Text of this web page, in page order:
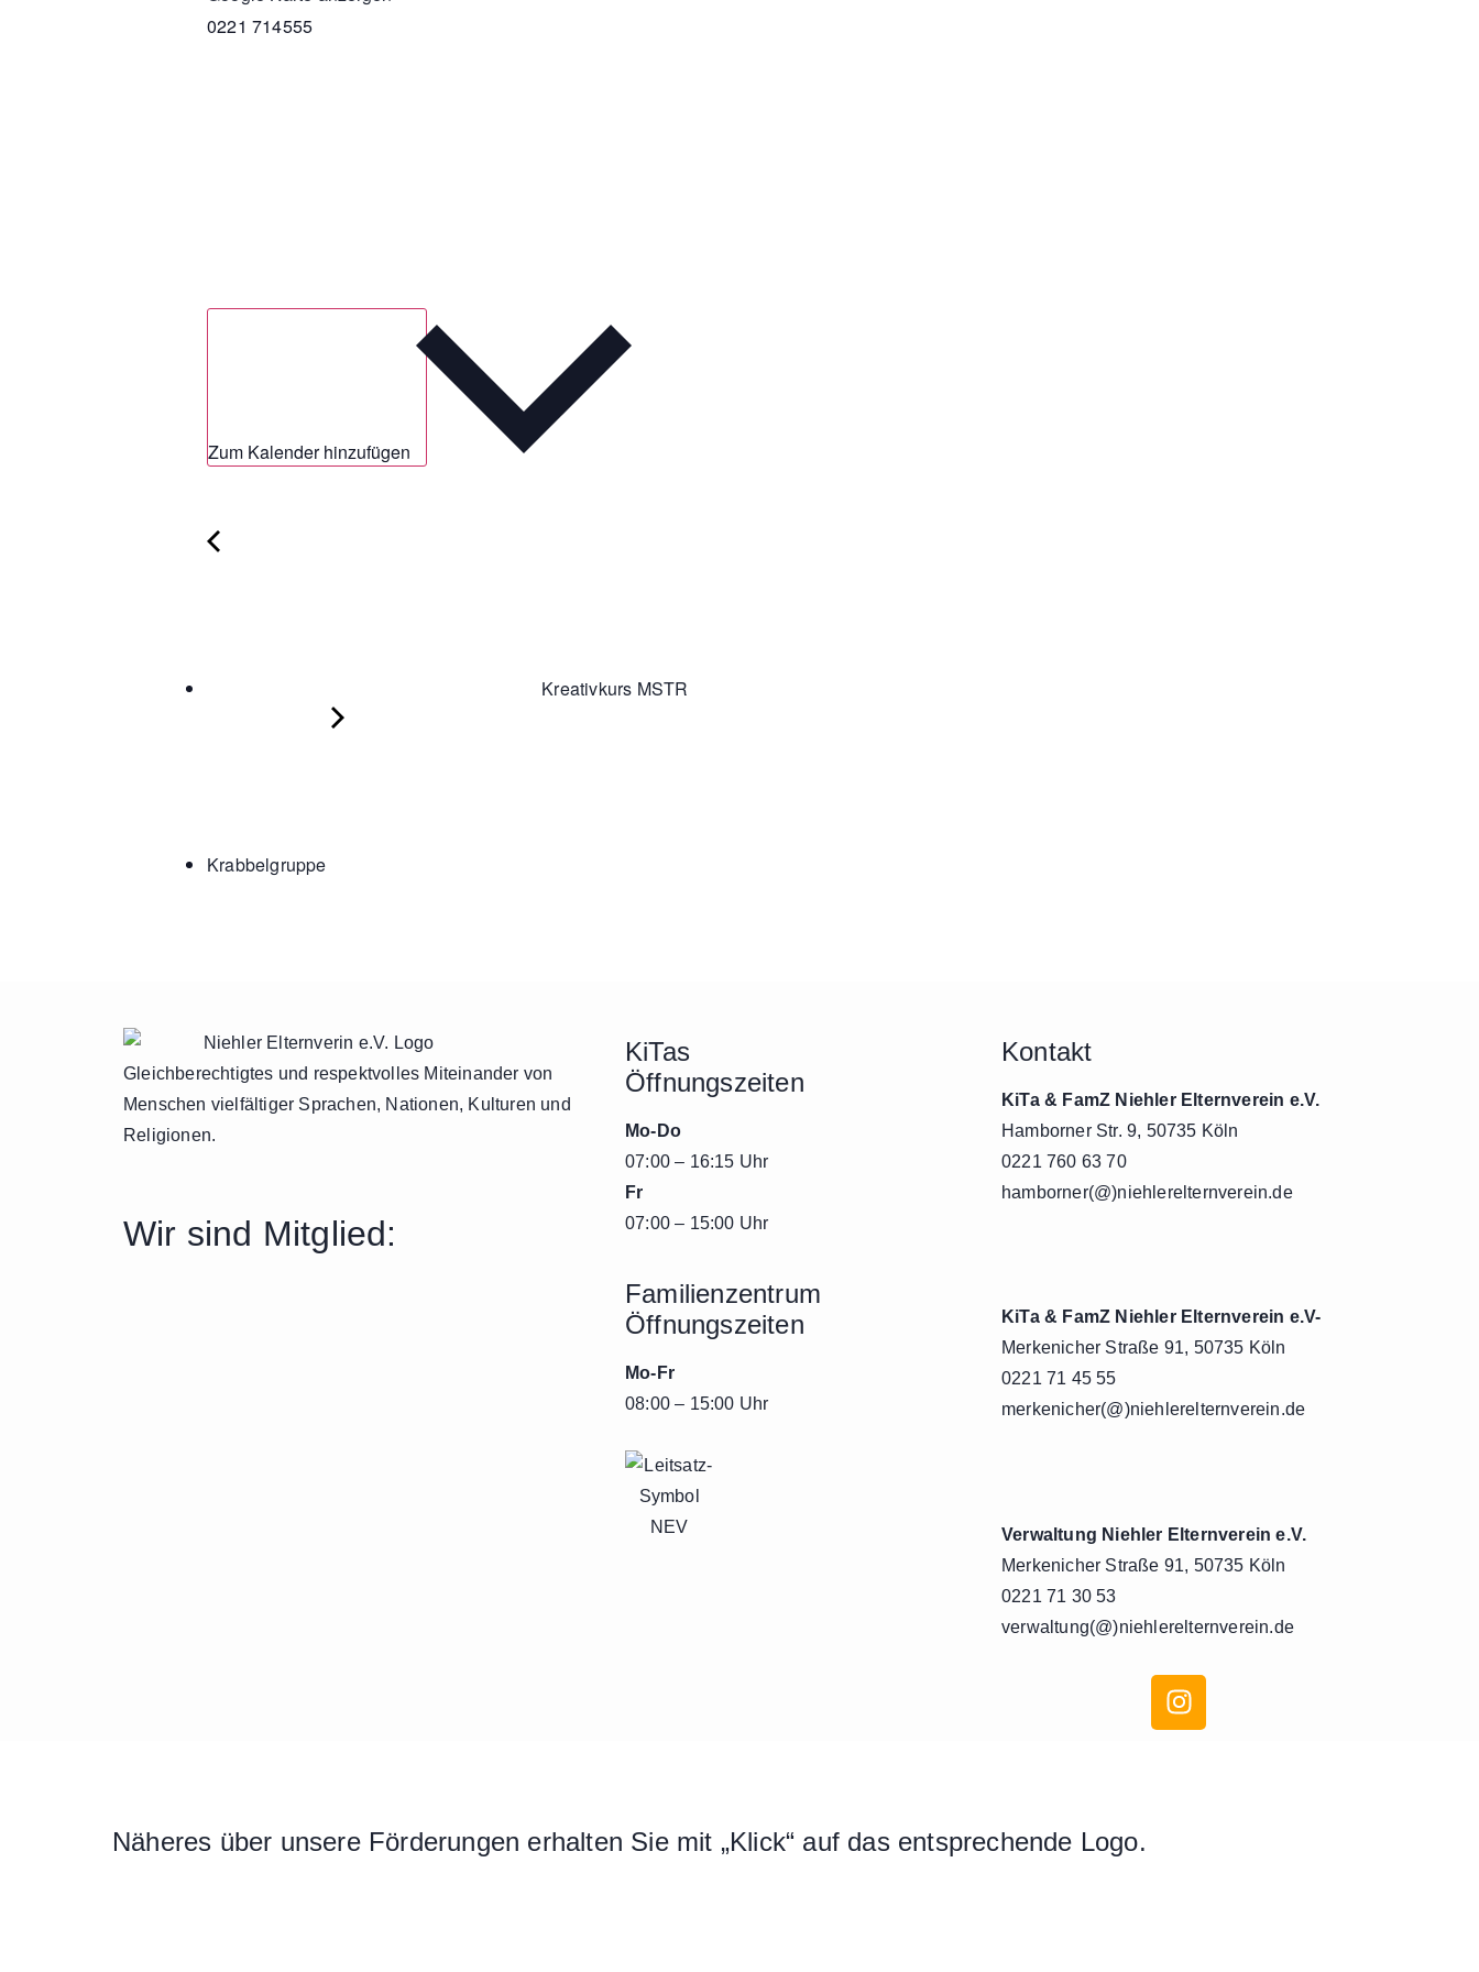
0221 714555
Zum Kalender hinzufügen
Kreativkurs MSTR
Krabbelgruppe
Gleichberechtigtes und respektvolles Miteinander von
Menschen vielfältiger Sprachen, Nationen, Kulturen und
Religionen.
Wir sind Mitglied:
KiTas
Öffnungszeiten
Mo-Do
07:00 – 16:15 Uhr
Fr
07:00 – 15:00 Uhr
Familienzentrum
Öffnungszeiten
Mo-Fr
08:00 – 15:00 Uhr
Kontakt
KiTa & FamZ Niehler Elternverein e.V.
Hamborner Str. 9, 50735 Köln
0221 760 63 70
hamborner(@)niehlerelternverein.de
KiTa & FamZ Niehler Elternverein e.V-
Merkenicher Straße 91, 50735 Köln
0221 71 45 55
merkenicher(@)niehlerelternverein.de
Verwaltung Niehler Elternverein e.V.
Merkenicher Straße 91, 50735 Köln
0221 71 30 53
verwaltung(@)niehlerelternverein.de
Näheres über unsere Förderungen erhalten Sie mit „Klick“ auf das entsprechende Logo.